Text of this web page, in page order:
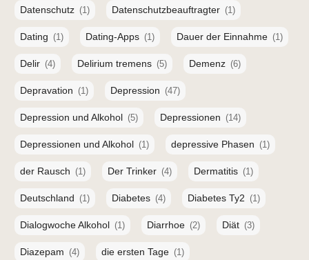
Datenschutz (1) Datenschutzbeauftragter (1)
Dating (1) Dating-Apps (1) Dauer der Einnahme (1)
Delir (4) Delirium tremens (5) Demenz (6)
Depravation (1) Depression (47)
Depression und Alkohol (5) Depressionen (14)
Depressionen und Alkohol (1) depressive Phasen (1)
der Rausch (1) Der Trinker (4) Dermatitis (1)
Deutschland (1) Diabetes (4) Diabetes Ty2 (1)
Dialogwoche Alkohol (1) Diarrhoe (2) Diät (3)
Diazepam (4) die ersten Tage (1)